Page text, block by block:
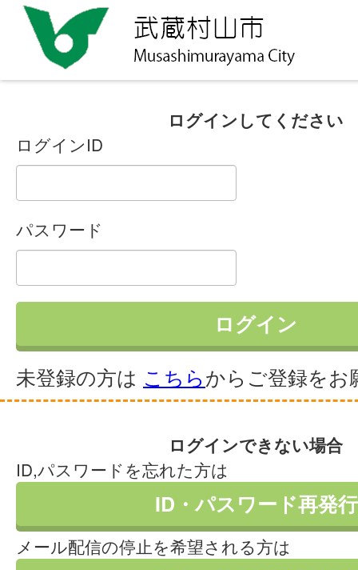
ログインしてください
ログインID
パスワード
未登録の方は こちらからご登録をお
ログインできない場合
ID,パスワードを忘れた方は
ID・パスワード再発行
メール配信の停止を希望される方は